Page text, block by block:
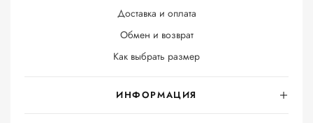
Доставка и оплата
Обмен и возврат
Как выбрать размер
ИНФОРМАЦИЯ